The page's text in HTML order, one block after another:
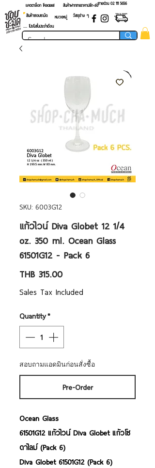
แคตตาล็อก โหลดเลย! สายด่วน 02 ​111 5656
สินค้าฝากขายราคาปลีก-ส่ง
สินค้าชอบชะมัด
หมวดหมู่
วัสดุต่าง ๆ
.... โปรโมชั่นประจำเดือน
SKU: 6003G12
แก้วไวน์ Diva Globet 12 1/4
oz. 350 ml. Ocean Glass
61501G12 - Pack 6
THB 315.00Price
Sales Tax Included
Quantity*
สอบถามแอดมินก่อนสั่งซื้อ
Pre-Order
Ocean Glass
61501G12 แก้วไวน์ Diva Globet แก้วโซ
ดาไลม์ (Pack 6)
Diva Globet 61501G12 (Pack 6)